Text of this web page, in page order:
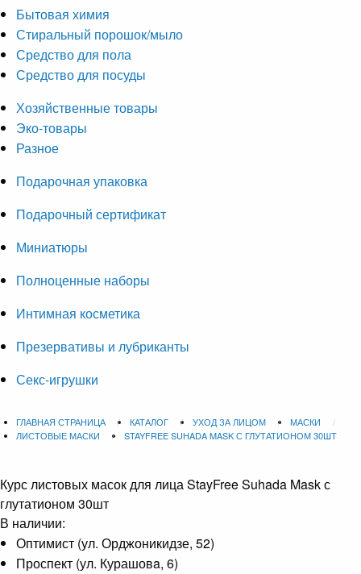
Бытовая химия
Стиральный порошок/мыло
Средство для пола
Средство для посуды
Хозяйственные товары
Эко-товары
Разное
Подарочная упаковка
Подарочный сертификат
Миниатюры
Полноценные наборы
Интимная косметика
Презервативы и лубриканты
Секс-игрушки
ГЛАВНАЯ СТРАНИЦА КАТАЛОГ УХОД ЗА ЛИЦОМ
МАСКИ
ЛИСТОВЫЕ МАСКИ
STAYFREE SUHADA MASK С ГЛУТАТИОНОМ 30ШТ
Курс листовых масок для лицаStayFree Suhada Mask с
глутатионом 30шт
В наличии:
Оптимист (ул. Орджоникидзе, 52)
Проспект (ул. Курашовa, 6)